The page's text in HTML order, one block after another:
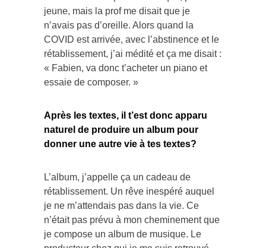
jeune, mais la prof me disait que je
n’avais pas d’oreille. Alors quand la
COVID est arrivée, avec l’abstinence et le
rétablissement, j’ai médité et ça me disait :
« Fabien, va donc t’acheter un piano et
essaie de composer. »
Après les textes, il t’est donc apparu
naturel de produire un album pour
donner une autre vie à tes textes?
L’album, j’appelle ça un cadeau de
rétablissement. Un rêve inespéré auquel
je ne m’attendais pas dans la vie. Ce
n’était pas prévu à mon cheminement que
je compose un album de musique. Le